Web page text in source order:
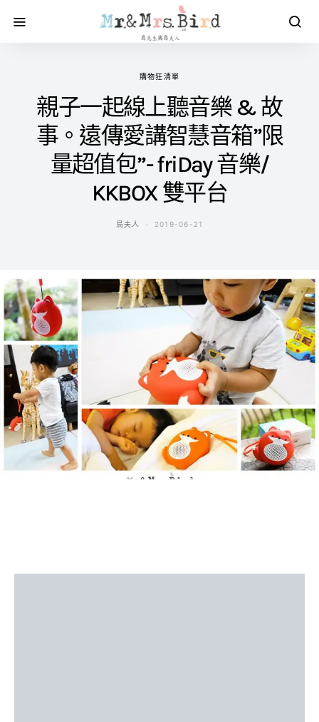
購物狂清單
親子一起線上聽音樂 & 故
事。遠傳愛講智慧音箱”限
量超值包”- friDay 音樂/
KKBOX 雙平台
鳥夫人 2019-06-21